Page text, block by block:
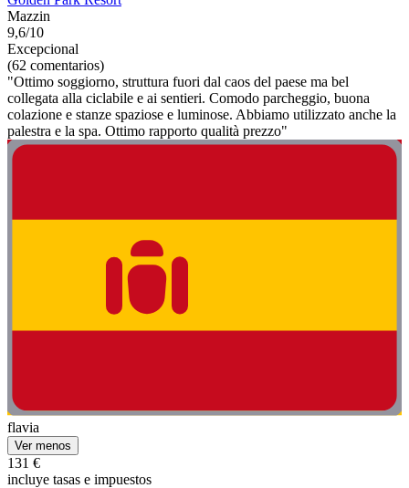
Mazzin
9,6/10
Excepcional
(62 comentarios)
"Ottimo soggiorno, struttura fuori dal caos del paese ma bel
collegata alla ciclabile e ai sentieri. Comodo parcheggio, buona
colazione e stanze spaziose e luminose. Abbiamo utilizzato anche la
palestra e la spa. Ottimo rapporto qualità prezzo"
flavia
Ver menos
131 €
incluye tasas e impuestos